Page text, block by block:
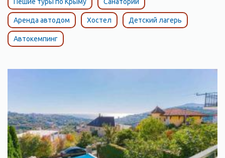
Аренда автодом Хостел Детский лагерь
Автокемпинг